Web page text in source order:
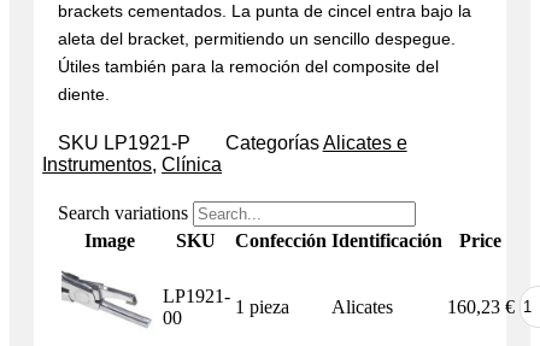
brackets cementados. La punta de cincel entra bajo la
aleta del bracket, permitiendo un sencillo despegue.
Útiles también para la remoción del composite del
diente.
SKU LP1921-P Categorías Alicates e
Instrumentos,Clínica
Search variations
Image
SKU Confección Identificación Price
LP1921-
00
1 pieza Alicates 160,23 €